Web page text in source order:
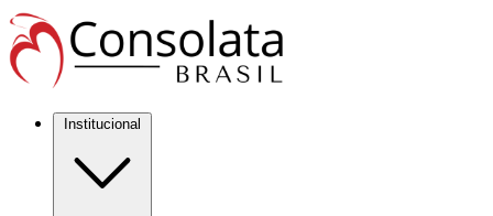
Institucional